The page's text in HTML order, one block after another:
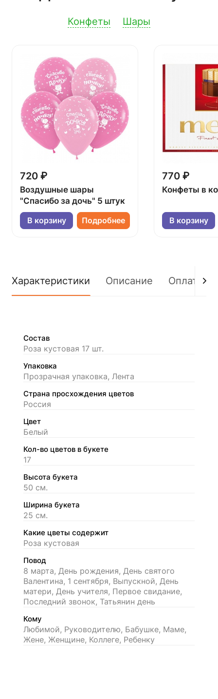
Конфеты Шары
720 ₽
Воздушные шары
"Спасибо за дочь" 5 штук
В корзину Подробнее
770 ₽
Конфеты в
В корзину
Характеристики Описание Оплата
Состав
Роза кустовая 17 шт.
Упаковка
Прозрачная упаковка, Лента
Страна просхождения цветов
Россия
Цвет
Белый
Кол-во цветов в букете
17
Высота букета
50 см.
Ширина букета
25 см.
Какие цветы содержит
Роза кустовая
Повод
8 марта, День рождения, День святого
Валентина, 1 сентября, Выпускной, День
матери, День учителя, Первое свидание,
Последний звонок, Татьянин день
Кому
Любимой, Руководителю, Бабушке, Маме,
Жене, Женщине, Коллеге, Ребенку